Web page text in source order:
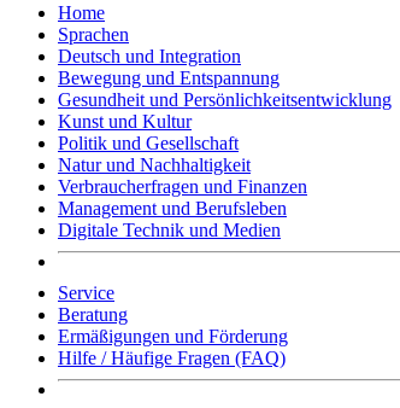
Home
Sprachen
Deutsch und Integration
Bewegung und Entspannung
Gesundheit und Persönlichkeitsentwicklung
Kunst und Kultur
Politik und Gesellschaft
Natur und Nachhaltigkeit
Verbraucherfragen und Finanzen
Management und Berufsleben
Digitale Technik und Medien
Service
Beratung
Ermäßigungen und Förderung
Hilfe / Häufige Fragen (FAQ)